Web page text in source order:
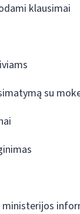
klausimai
su
ministerijos